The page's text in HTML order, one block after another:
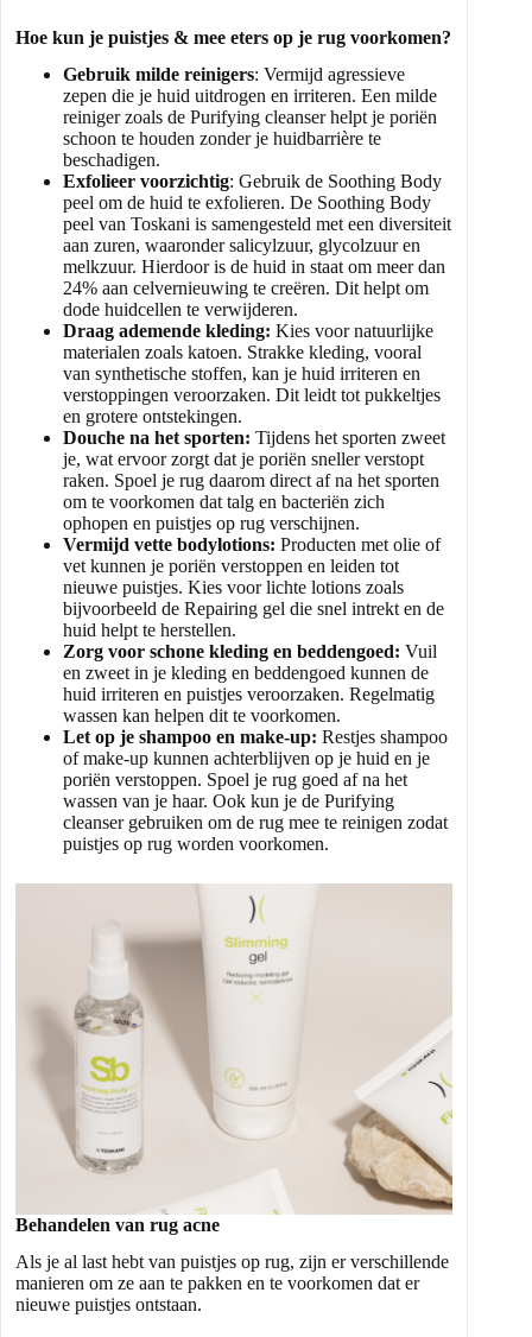
Hoe kun je puistjes & mee eters op je rug voorkomen?
Gebruik milde reinigers: Vermijd agressieve
zepen die je huid uitdrogen en irriteren. Een milde
reiniger zoals de Purifying cleanser helpt je poriën
schoon te houden zonder je huidbarrière te
beschadigen.
Exfolieer voorzichtig: Gebruik de Soothing Body
peel om de huid te exfolieren. De Soothing Body
peel van Toskani is samengesteld met een diversiteit
aan zuren, waaronder salicylzuur, glycolzuur en
melkzuur. Hierdoor is de huid in staat om meer dan
24% aan celvernieuwing te creëren. Dit helpt om
dode huidcellen te verwijderen.
Draag ademende kleding: Kies voor natuurlijke
materialen zoals katoen. Strakke kleding, vooral
van synthetische stoffen, kan je huid irriteren en
verstoppingen veroorzaken. Dit leidt tot pukkeltjes
en grotere ontstekingen.
Douche na het sporten: Tijdens het sporten zweet
je, wat ervoor zorgt dat je poriën sneller verstopt
raken. Spoel je rug daarom direct af na het sporten
om te voorkomen dat talg en bacteriën zich
ophopen en puistjes op rug verschijnen.
Vermijd vette bodylotions: Producten met olie of
vet kunnen je poriën verstoppen en leiden tot
nieuwe puistjes. Kies voor lichte lotions zoals
bijvoorbeeld de Repairing gel die snel intrekt en de
huid helpt te herstellen.
Zorg voor schone kleding en beddengoed: Vuil
en zweet in je kleding en beddengoed kunnen de
huid irriteren en puistjes veroorzaken. Regelmatig
wassen kan helpen dit te voorkomen.
Let op je shampoo en make-up: Restjes shampoo
of make-up kunnen achterblijven op je huid en je
poriën verstoppen. Spoel je rug goed af na het
wassen van je haar. Ook kun je de Purifying
cleanser gebruiken om de rug mee te reinigen zodat
puistjes op rug worden voorkomen.
Behandelen van rug acne
Als je al last hebt van puistjes op rug, zijn er verschillende
manieren om ze aan te pakken en te voorkomen dat er
nieuwe puistjes ontstaan.